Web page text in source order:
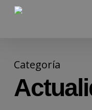
Skip
content
Categoría